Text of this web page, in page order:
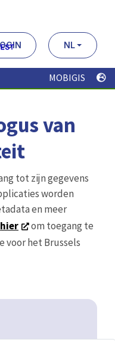
NL
MOBIGIS
van
tot zijn gegevens
worden
en meer
hier
om toegang te
voor het Brussels